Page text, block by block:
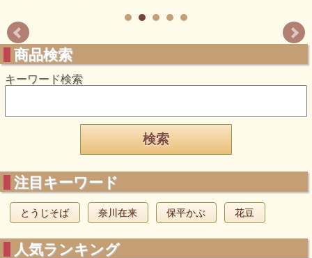
商品検索
キーワード検索
注目キーワード
とうじそば 奈川在来 保平かぶ 花豆
人気ランキング